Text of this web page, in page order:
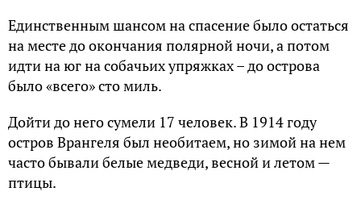
Единственным шансом на спасение было остаться
на месте до окончания полярной ночи, а потом
идти на юг на собачьих упряжках – до острова
было «всего» сто миль.
Дойти до него сумели 17 человек. В 1914 году
остров Врангеля был необитаем, но зимой на нем
часто бывали белые медведи, весной и летом —
птицы.